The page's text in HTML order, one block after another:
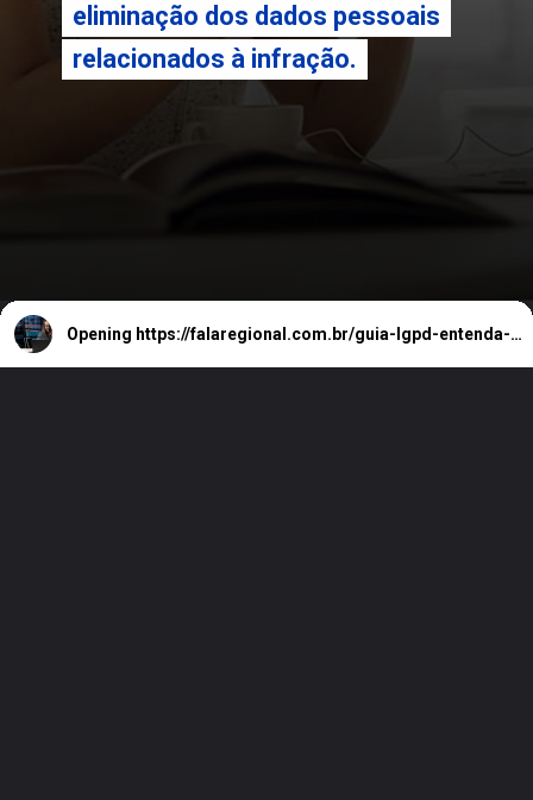
eliminação dos dados pessoais
relacionados à infração.
eliminação dos dados pessoais
relacionados à infração.
Opening https://falaregional.com.br/guia-lgpd-entenda-o-que-e-a-lei-geral-de-protecao-de-dados-pessoais.html